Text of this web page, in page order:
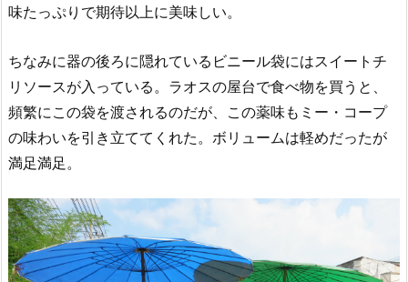
味たっぷりで期待以上に美味しい。
ちなみに器の後ろに隠れているビニール袋にはスイートチ
リソースが入っている。ラオスの屋台で食べ物を買うと、
頻繁にこの袋を渡されるのだが、この薬味もミー・コープ
の味わいを引き立ててくれた。ボリュームは軽めだったが
満足満足。